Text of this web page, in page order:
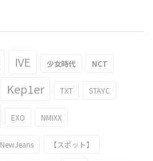
IVE 少女時代 NCT
Kep1er TXT STAYC
EXO NMIXX
NewJeans 【スポット】